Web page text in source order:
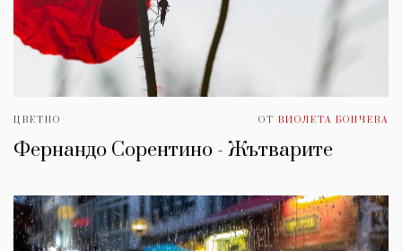
ЦВЕТНО ОТ ВИОЛЕТА БОНЧЕВА
Фернандо Сорентино - Жътварите